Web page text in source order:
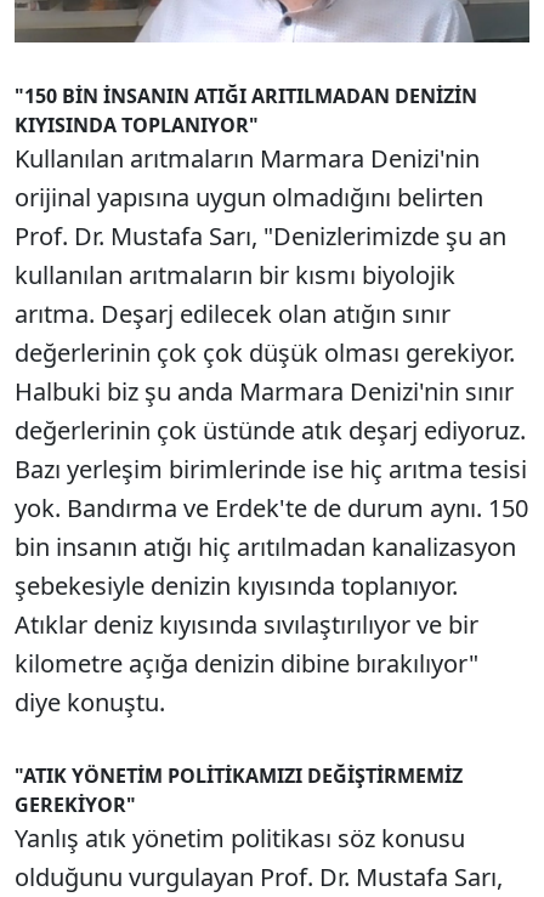
"150 BİN İNSANIN ATIĞI ARITILMADAN DENİZİN
KIYISINDA TOPLANIYOR"
Kullanılan arıtmaların Marmara Denizi'nin
orijinal yapısına uygun olmadığını belirten
Prof. Dr. Mustafa Sarı, "Denizlerimizde şu an
kullanılan arıtmaların bir kısmı biyolojik
arıtma. Deşarj edilecek olan atığın sınır
değerlerinin çok çok düşük olması gerekiyor.
Halbuki biz şu anda Marmara Denizi'nin sınır
değerlerinin çok üstünde atık deşarj ediyoruz.
Bazı yerleşim birimlerinde ise hiç arıtma tesisi
yok. Bandırma ve Erdek'te de durum aynı. 150
bin insanın atığı hiç arıtılmadan kanalizasyon
şebekesiyle denizin kıyısında toplanıyor.
Atıklar deniz kıyısında sıvılaştırılıyor ve bir
kilometre açığa denizin dibine bırakılıyor"
diye konuştu.
"ATIK YÖNETİM POLİTİKAMIZI DEĞİŞTİRMEMİZ
GEREKİYOR"
Yanlış atık yönetim politikası söz konusu
olduğunu vurgulayan Prof. Dr. Mustafa Sarı,